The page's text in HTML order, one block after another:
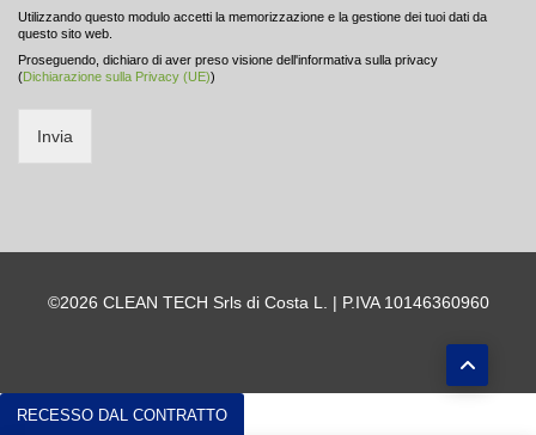
Utilizzando questo modulo accetti la memorizzazione e la gestione dei tuoi dati da
questo sito web.
Proseguendo, dichiaro di aver preso visione dell'informativa sulla privacy
(Dichiarazione sulla Privacy (UE))
Invia
©2026 CLEAN TECH Srls di Costa L. | P.IVA 10146360960
RECESSO DAL CONTRATTO